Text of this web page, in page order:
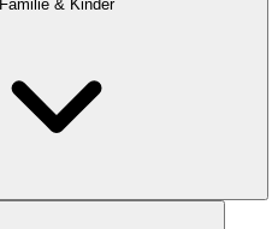
Familie & Kinder